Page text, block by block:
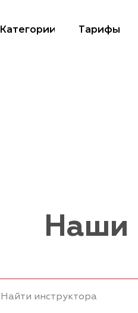
Категории Тарифы
Наши